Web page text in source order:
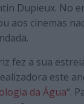
Dupieux. No
aos cinemas
fez a sua
este
da Água“.